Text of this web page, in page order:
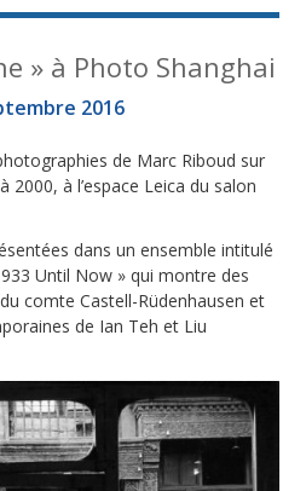
» à Photo Shanghai
2016
de Marc Riboud sur
2000, à l’espace Leica du salon
dans un ensemble intitulé
Until Now » qui montre des
comte Castell-Rüdenhausen et
de Ian Teh et Liu